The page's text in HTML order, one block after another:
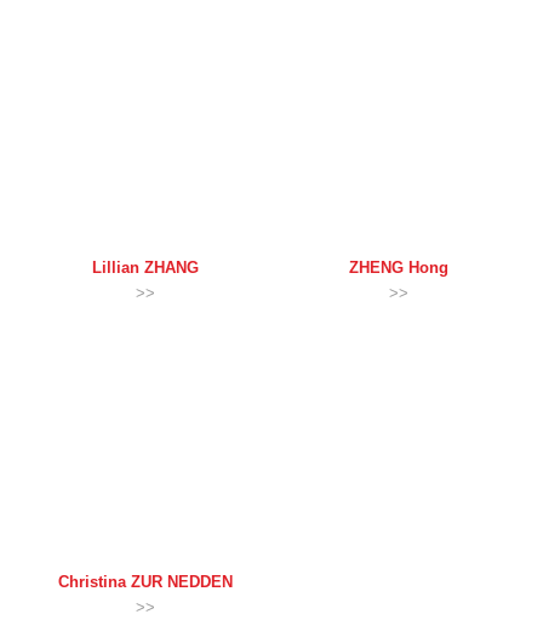
Lillian ZHANG
>>
ZHENGHong
>>
Christina ZUR NEDDEN
>>